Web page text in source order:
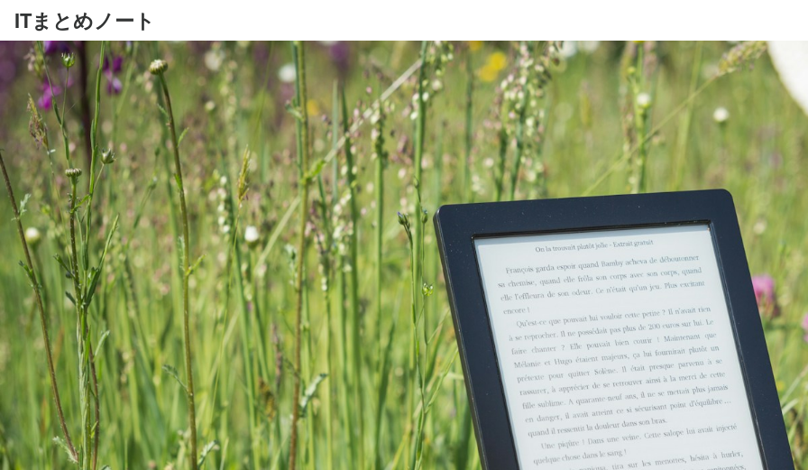
ITまとめノート